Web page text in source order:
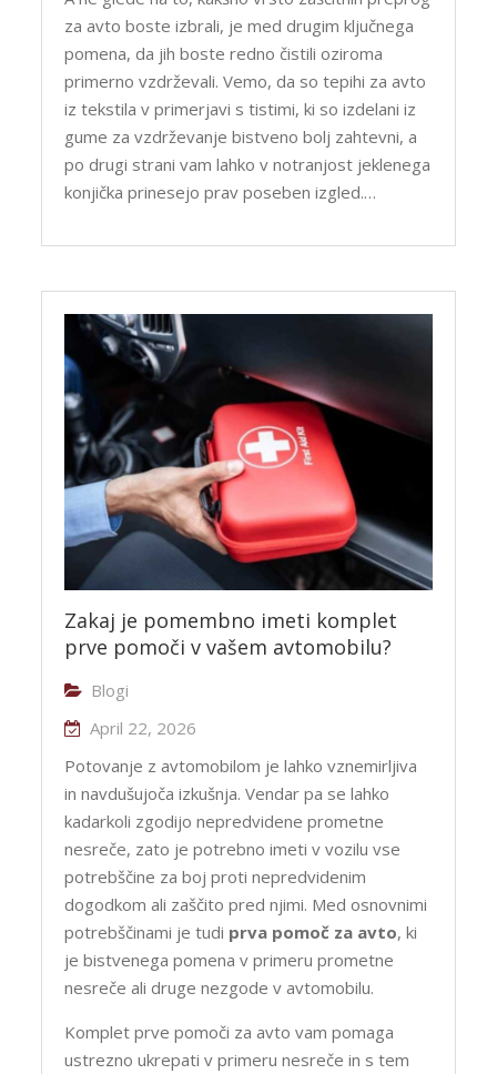
za avto boste izbrali, je med drugim ključnega
pomena, da jih boste redno čistili oziroma
primerno vzdrževali. Vemo, da so tepihi za avto
iz tekstila v primerjavi s tistimi, ki so izdelani iz
gume za vzdrževanje bistveno bolj zahtevni, a
po drugi strani vam lahko v notranjost jeklenega
konjička prinesejo prav poseben izgled.…
Zakaj je pomembno imeti komplet
prve pomoči v vašem avtomobilu?
Blogi
April 22, 2026
Potovanje z avtomobilom je lahko vznemirljiva
in navdušujoča izkušnja. Vendar pa se lahko
kadarkoli zgodijo nepredvidene prometne
nesreče, zato je potrebno imeti v vozilu vse
potrebščine za boj proti nepredvidenim
dogodkom ali zaščito pred njimi. Med osnovnimi
potrebščinami je tudi prva pomoč za avto, ki
je bistvenega pomena v primeru prometne
nesreče ali druge nezgode v avtomobilu.
Komplet prve pomoči za avto vam pomaga
ustrezno ukrepati v primeru nesreče in s tem